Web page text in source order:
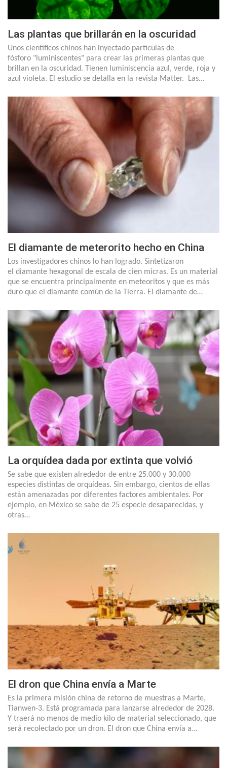
Las plantas que brillarán en la oscuridad
Unos científicos chinos han inyectado partículas de
fósforo "luminiscentes" para crear las primeras plantas que
brillan en la oscuridad. Tienen luminiscencia azul, verde, roja y
azul violeta. El estudio se detalla en la revista Matter. Las…
El diamante de meterorito hecho en China
Los investigadores chinos lo han logrado. Sintetizaron
el diamante hexagonal de escala de cien micras. Es un material
que se encuentra principalmente en meteoritos y que es más
duro que el diamante común de la Tierra. El diamante de…
La orquídea dada por extinta que volvió
Se sabe que existen alrededor de entre 25.000 y 30.000
especies distintas de orquídeas. Sin embargo, cientos de ellas
están amenazadas por diferentes factores ambientales. Por
ejemplo, en México se sabe de 25 especie desaparecidas, y
otras…
El dron que China envía a Marte
Es la primera misión china de retorno de muestras a Marte,
Tianwen-3. Está programada para lanzarse alrededor de 2028.
Y traerá no menos de medio kilo de material seleccionado, que
será recolectado por un dron. El dron que China envía a…